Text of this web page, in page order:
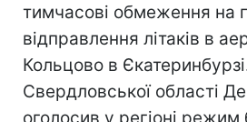
тимчасові обмеження на
відправлення літаків в
Кольцово в
Свердловської області
оголосив у регіоні режим